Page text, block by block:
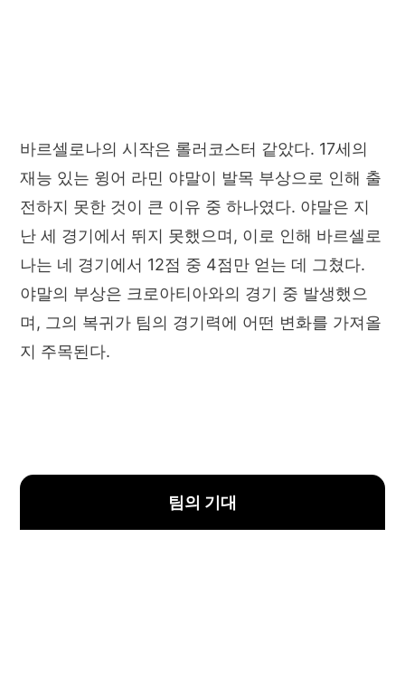
바르셀로나의 시작은 롤러코스터 같았다. 17세의
재능 있는 윙어 라민 야말이 발목 부상으로 인해 출
전하지 못한 것이 큰 이유 중 하나였다. 야말은 지
난 세 경기에서 뛰지 못했으며, 이로 인해 바르셀로
나는 네 경기에서 12점 중 4점만 얻는 데 그쳤다.
야말의 부상은 크로아티아와의 경기 중 발생했으
며, 그의 복귀가 팀의 경기력에 어떤 변화를 가져올
지 주목된다.
팀의 기대